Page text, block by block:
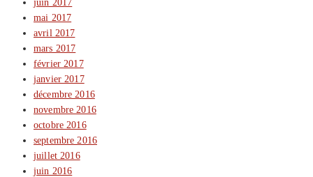
juin 2017
mai 2017
avril 2017
mars 2017
février 2017
janvier 2017
décembre 2016
novembre 2016
octobre 2016
septembre 2016
juillet 2016
juin 2016